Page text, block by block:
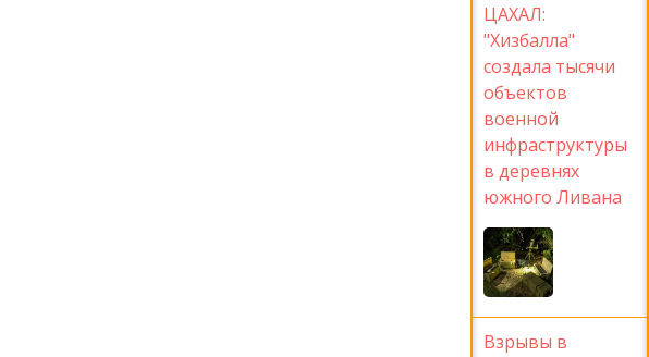
ЦАХАЛ:
"Хизбалла"
создала тысячи
объектов
военной
инфраструктуры
в деревнях
южного Ливана
Взрывы в